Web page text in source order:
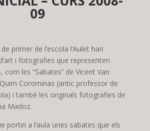
09
primer de l’escola l’Aulet han
i fotografies que representen
com les “Sabates” de Vicent Van
Corominas (antic professor de
i també les originals fotografies de
Madoz.
portin a l’aula unes sabates que els